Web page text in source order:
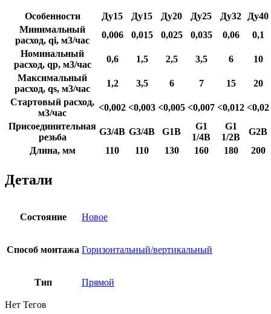
Особенности Ду15 Ду15 Ду20 Ду25 Ду32 Ду40
Минимальный
расход, qi, м3/час
0,006 0,015 0,025 0,035 0,06
0,1
Номинальный
расход, qp, м3/час
0,6 1,5 2,5 3,5 6
10
Максимальный
расход, qs, м3/час
1,2 3,5 6 7 15
20
Стартовый расход,
м3/час
<0,002 <0,003 <0,005 <0,007 <0,012 <0,02
Присоединительная
резьба
G3/4B G3/4B G1B
G1
1/4B
G1
1/2B
G2B
Длина, мм
110 110 130 160 180 200
Детали
Состояние Новое
Способ монтажа Горизонтальный/вертикальный
Тип Прямой
Нет Тегов